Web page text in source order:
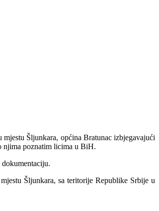
Šljunkara, općina Bratunac izbjegavajući
njima poznatim licima u BiH.
Šljunkara, sa teritorije Republike Srbije u